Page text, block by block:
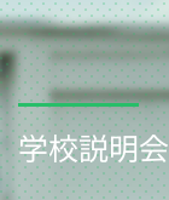
学校説明会